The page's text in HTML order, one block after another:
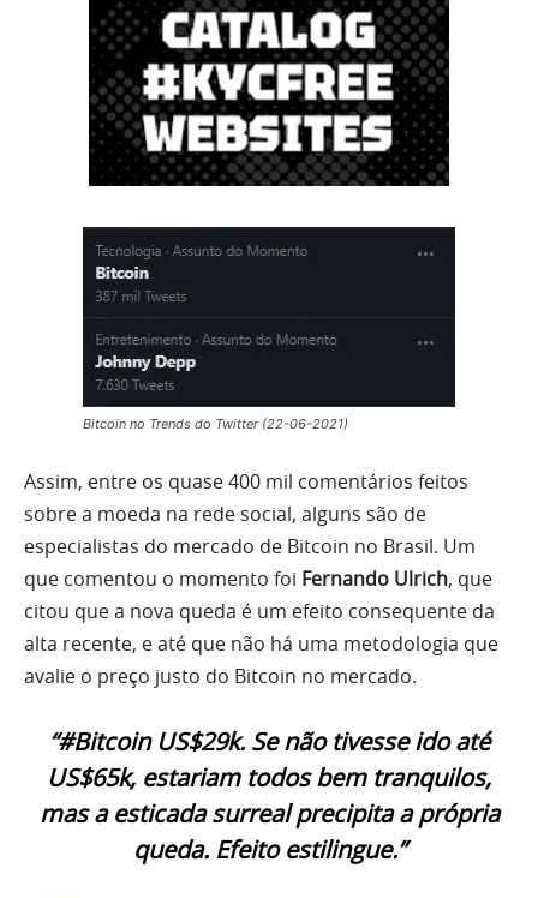
Bitcoin no Trends do Twitter (22-06-2021)
Assim, entre os quase 400 mil comentários feitos
sobre a moeda na rede social, alguns são de
especialistas do mercado de Bitcoin no Brasil. Um
que comentou o momento foi Fernando Ulrich, que
citou que a nova queda é um efeito consequente da
alta recente, e até que não há uma metodologia que
avalie o preço justo do Bitcoin no mercado.
“#Bitcoin US$29k. Se não tivesse ido até
US$65k, estariam todos bem tranquilos,
mas a esticada surreal precipita a própria
queda. Efeito estilingue.”